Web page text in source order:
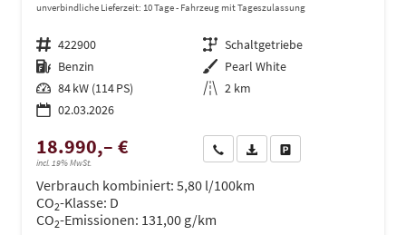
unverbindliche Lieferzeit: 10 Tage Fahrzeug mit Tageszulassung
Fahrzeugnr. 422900 Getriebe Schaltgetriebe
Kraftstoff Benzin Außenfarbe Pearl White
Leistung 84 kW (114 PS) Kilometerstand 2 km
02.03.2026
18.990,– €
incl. 19% MwSt.
Wir rufen Sie anPDF-Datei, Fahrzeugexposé
Verbrauch kombiniert: 5,80 l/100km
CO2-Klasse: D
CO2-Emissionen: 131,00 g/km